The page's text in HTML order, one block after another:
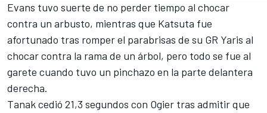
Evans tuvo suerte de no perder tiempo al chocar
contra un arbusto, mientras que Katsuta fue
afortunado tras romper el parabrisas de su GR Yaris al
chocar contra la rama de un árbol, pero todo se fue al
garete cuando tuvo un pinchazo en la parte delantera
derecha.
Tanak cedió 21,3 segundos con Ogier tras admitir que